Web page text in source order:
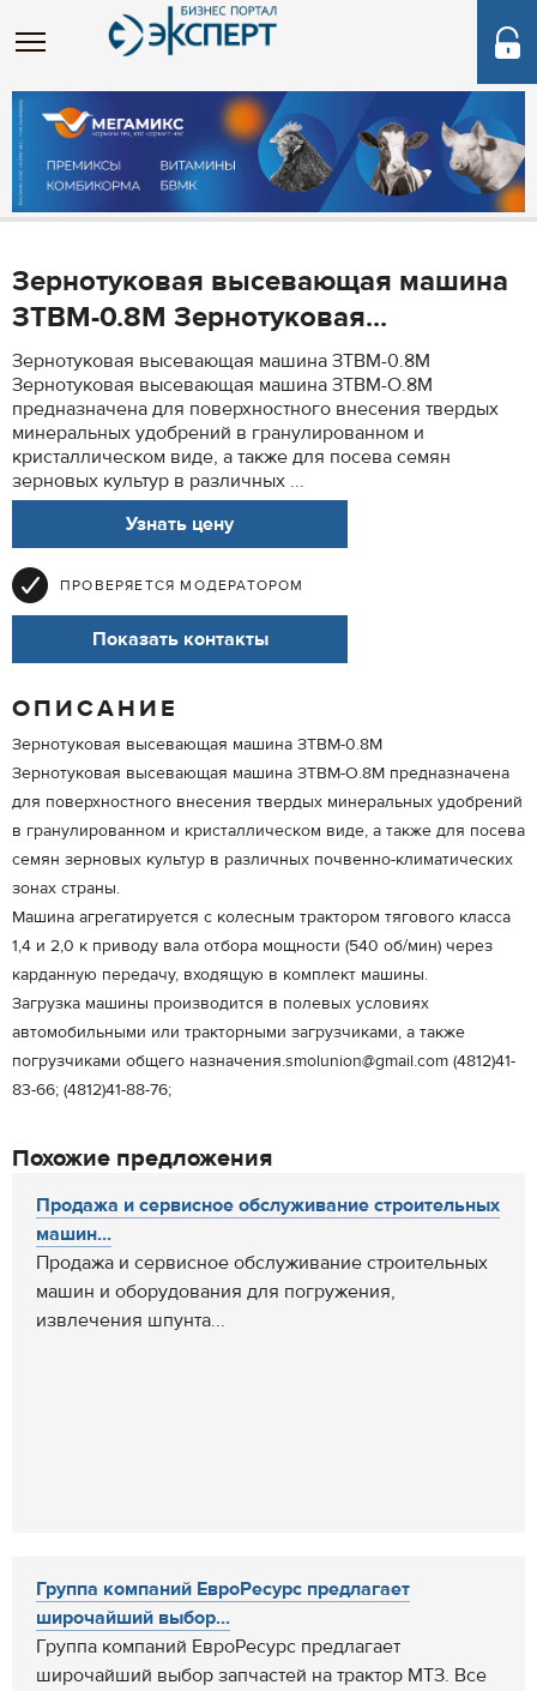
Зернотуковая высевающая машина
ЗТВМ-0.8М Зернотуковая...
Зернотуковая высевающая машина ЗТВМ-0.8М
Зернотуковая высевающая машина ЗТВМ-О.8М
предназначена для поверхностного внесения твердых
минеральных удобрений в гранулированном и
кристаллическом виде, а также для посева семян
зерновых культур в различных ...
Узнать цену
ПРОВЕРЯЕТСЯ МОДЕРАТОРОМ
Показать контакты
ОПИСАНИЕ
Зернотуковая высевающая машина ЗТВМ-0.8М
Зернотуковая высевающая машина ЗТВМ-О.8М предназначена
для поверхностного внесения твердых минеральных удобрений
в гранулированном и кристаллическом виде, а также для посева
семян зерновых культур в различных почвенно-климатических
зонах страны.
Машина агрегатируется с колесным трактором тягового класса
1,4 и 2,0 к приводу вала отбора мощности (540 об/мин) через
карданную передачу, входящую в комплект машины.
Загрузка машины производится в полевых условиях
автомобильными или тракторными загрузчиками, а также
погрузчиками общего назначения.smolunion@gmail.com (4812)41-
83-66; (4812)41-88-76;
Похожие предложения
Продажа и сервисное обслуживание строительных
машин...
Продажа и сервисное обслуживание строительных
машин и оборудования для погружения,
извлечения шпунта...
Группа компаний ЕвроРесурс предлагает
широчайший выбор...
Группа компаний ЕвроРесурс предлагает
широчайший выбор запчастей на трактор МТЗ. Все